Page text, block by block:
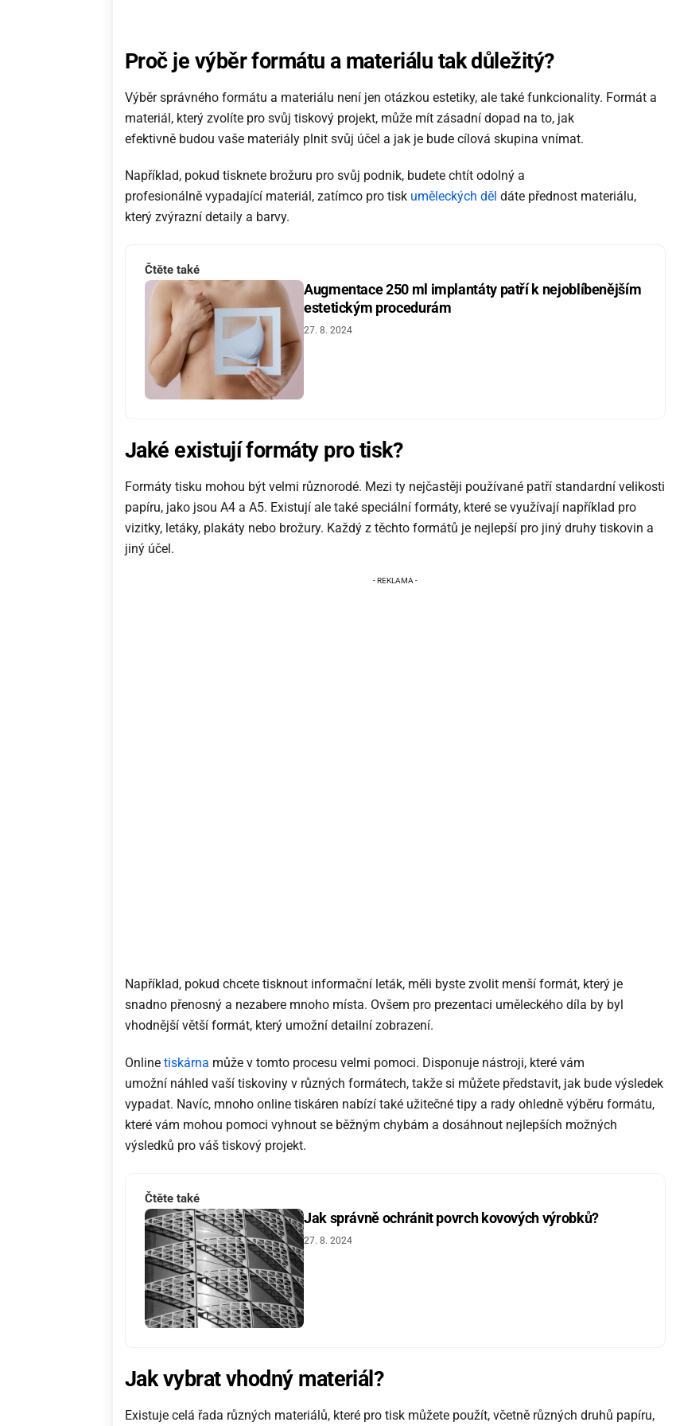
Proč je výběr formátu a materiálu tak dů ležitý?
Výběr správného formátu a materiálu není jen otázkou estetiky, ale také funkcionality. Formát a
materiál, který zvolíte pro svůj tiskový projekt, může mít zásadní dopad na to, jak
efektivně budou vaše materiály plnit svůj účel a jak je bude cílová skupina vnímat.
Například, pokud tisknete brožuru pro svůj podnik, budete chtít odolný a
profesionálně vypadající materiál, zatímco pro tisk uměleckých děl dáte přednost materiálu,
který zvýrazní detaily a barvy.
Čtěte také
Augmentace 250 ml implantáty patří k nejoblíbenějším
estetickým procedurám
27. 8. 2024
Jaké existujíformáty pro tisk?
Formáty tisku mohou být velmi různorodé. Mezi ty nejčastěji používané patří standardní velikosti
papíru, jako jsou A4 a A5. Existují ale také speciální formáty, které se využívají například pro
vizitky, letáky, plakáty nebo brožury. Každý z těchto formátů je nejlepší pro jiný druhy tiskovin a
jiný účel.
Například, pokud chcete tisknout informační leták, měli byste zvolit menší formát, který je
snadno přenosný a nezabere mnoho místa. Ovšem pro prezentaci uměleckého díla by byl
vhodnější větší formát, který umožní detailní zobrazení.
Online tiskárna může v tomto procesu velmi pomoci. Disponuje nástroji, které vám
umožní náhled vaší tiskoviny v různých formátech, takže si můžete představit, jak bude výsledek
vypadat. Navíc, mnoho online tiskáren nabízí také užitečné tipy a rady ohledně výběru formátu,
které vám mohou pomoci vyhnout se běžným chybám a dosáhnout nejlepších možných
výsledků pro váš tiskový projekt.
Čtěte také
Jak správně ochránit povrch kovových výrobků?
27. 8. 2024
Jak vybrat vhodný materiál?
Existuje celá řada různých materiálů, které pro tisk můžete použít, včetně různých druhů papíru,